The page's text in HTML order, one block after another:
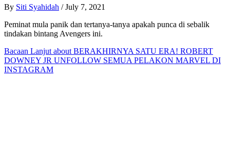
By Siti Syahidah / July 7, 2021
Peminat mula panik dan tertanya-tanya apakah punca di sebalik
tindakan bintang Avengers ini.
Bacaan Lanjut about BERAKHIRNYA SATU ERA! ROBERT
DOWNEY JR UNFOLLOW SEMUA PELAKON MARVEL DI
INSTAGRAM